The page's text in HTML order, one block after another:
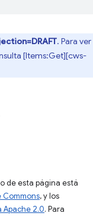
. Para ver
[Items:Get][cws-
de esta página está
, y los
Apache 2.0. Para